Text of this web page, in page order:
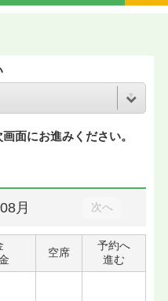
面にお進みください。
月 次へ
空席
予約へ
進む